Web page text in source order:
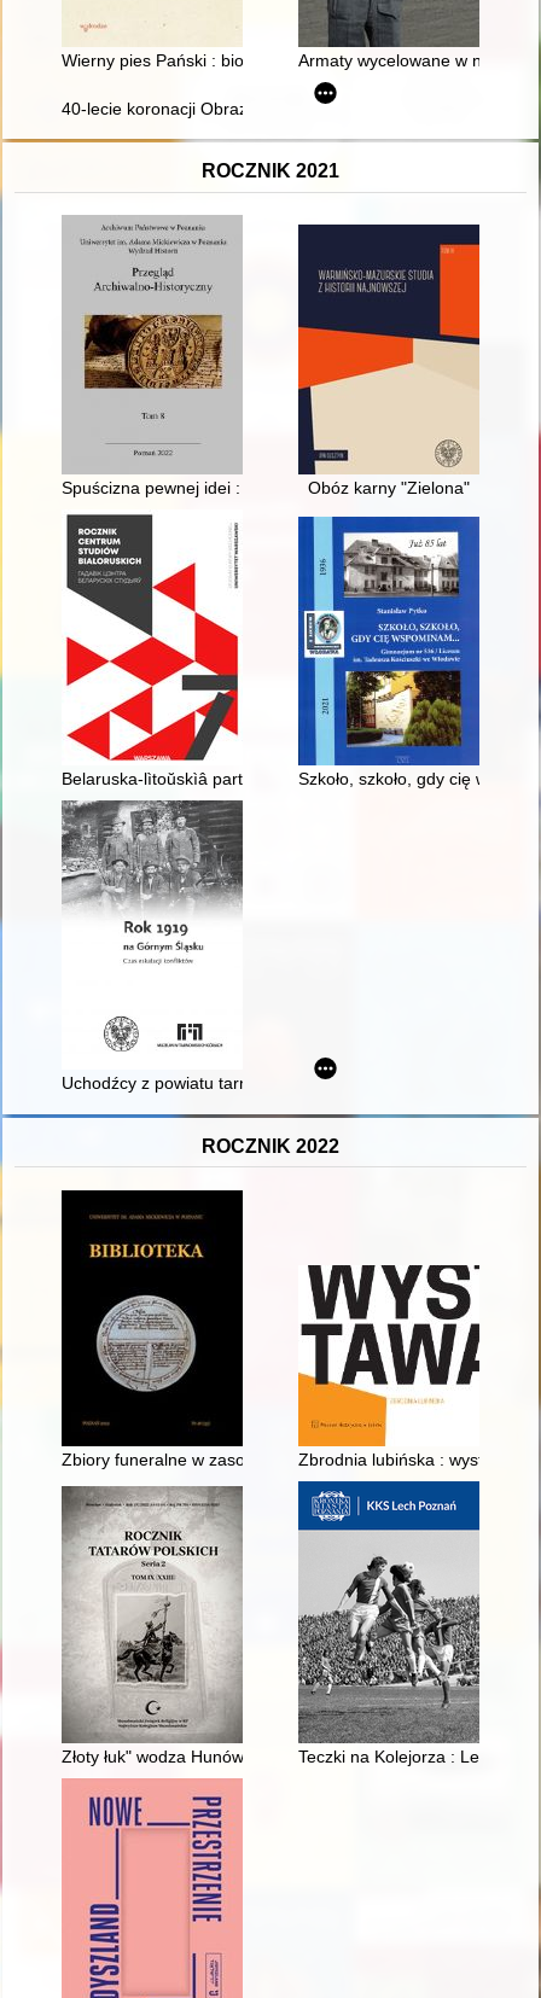
Wierny pies Pański : biografia św. Jacka Odrowąża
Armaty wycelowane w niebo :
40-lecie koronacji Obrazu Matki Bożej Płonkowskiej w Płonce
ROCZNIK 2021
Spuścizna pewnej idei : zbiory Muzeum Historii Szkolnictwa w
Obóz karny "Zielona"
Belaruska-lìtoŭskìâ partyzany ŭ Grodzenskìm pavece
Szkoło, szkoło, gdy cię
Uchodźcy z powiatu tarnogórskiego po I powstaniu śląskim
ROCZNIK 2022
Zbiory funeralne w zasobach Pracowni Dokumentów Życia
Zbrodnia lubińska : wystawa
Złoty łuk" wodza Hunów z grobu w Jakuszowicach z początku
Teczki na Kolejorza : Lech